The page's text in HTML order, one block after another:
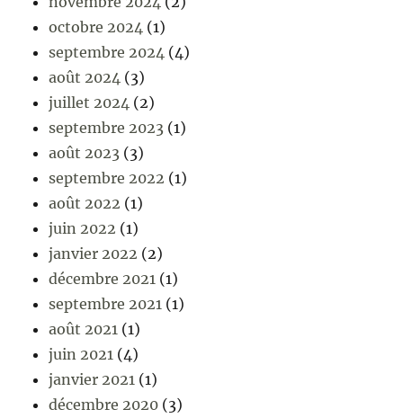
octobre 2024 (1)
septembre 2024 (4)
août 2024 (3)
juillet 2024 (2)
septembre 2023 (1)
août 2023 (3)
septembre 2022 (1)
août 2022 (1)
juin 2022 (1)
janvier 2022 (2)
décembre 2021 (1)
septembre 2021 (1)
août 2021 (1)
juin 2021 (4)
janvier 2021 (1)
décembre 2020 (3)